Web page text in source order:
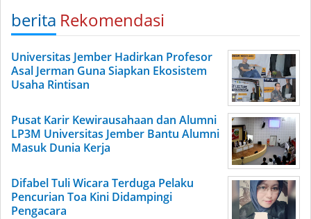
berita Rekomendasi
Universitas Jember Hadirkan Profesor
Asal Jerman Guna Siapkan Ekosistem
Usaha Rintisan
Pusat Karir Kewirausahaan dan Alumni
LP3M Universitas Jember Bantu Alumni
Masuk Dunia Kerja
Difabel Tuli Wicara Terduga Pelaku
Pencurian Toa Kini Didampingi
Pengacara